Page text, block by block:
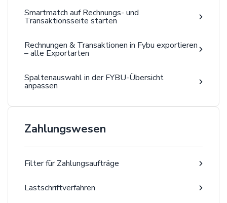
Smartmatch auf Rechnungs- und
Transaktionsseite starten
Rechnungen & Transaktionen in Fybu exportieren
– alle Exportarten
Spaltenauswahl in der FYBU-Übersicht
anpassen
Zahlungswesen
Filter für Zahlungsaufträge
Lastschriftverfahren